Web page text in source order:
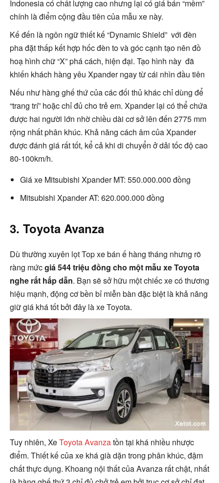
Indonesia có chất lượng cao nhưng lại có giá bán “mềm”
chính là điểm cộng đầu tiên của mẫu xe này.
Kế đến là ngôn ngữ thiết kế “Dynamic Shield” với đèn
pha đặt thấp kết hợp hốc đèn to và góc cạnh tạo nên đồ
hoạ hình chữ “X” phá cách, hiện đại. Tạo hình này đã
khiến khách hàng yêu Xpander ngay từ cái nhìn đầu tiên
Nếu như hàng ghế thứ của các đối thủ khác chỉ dùng để
“trang trí” hoặc chỉ đủ cho trẻ em. Xpander lại có thể chứa
được hai người lớn nhờ chiều dài cơ sở lên đến 2775 mm
rộng nhất phân khúc. Khả năng cách âm của Xpander
được đánh giá rất tốt, kể cả khi di chuyển ở dải tốc độ cao
80-100km/h.
Giá xe Mitsubishi Xpander MT: 550.000.000 đồng
Mitsubishi Xpander AT: 620.000.000 đồng
3. Toyota Avanza
Dù thường xuyên lọt Top xe bán ế hàng tháng nhưng rõ
ràng mứcgiá 544 triệu đồng cho một mẫu xe Toyota
nghe rất hấp dẫn. Bạn sẽ sở hữu một chiếc xe có thương
hiệu mạnh, động cơ bền bỉ miễn bàn đặc biệt là khả năng
giữ giá khá tốt bởi đây là xe Toyota.
Tuy nhiên, XeToyota Avanzatồn tại khá nhiều nhược
điểm. Thiết kế của xe khá già dặn trong phân khúc, đậm
chất thực dụng. Khoang nội thất của Avanza rất chật, nhất